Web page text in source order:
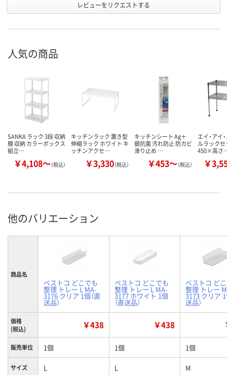
レビューをリクエストする
人気の商品
SANKA ラック 3段 収納
棚 収納 カラーボックス
組立…
￥4,108～（税込）
キッチンラック 置き型
伸縮ラック ホワイト キ
ッチンアクセ…
￥3,330（税込）
キッチンシート Ag＋
銀抗菌 汚れ防止 防カビ
滑り止め …
￥453～（税込）
エイ・アイ
ルラック
450×高さ
￥
他のバリエーション
商品名
ベストコ どこでも
整理 トレー L MA-
3176 クリア 1個（直
送品）
ベストコ どこでも
整理 トレー L MA-
3177 ホワイト 1個
（直送品）
ベストコ ど
整理 トレー
3173 クリア 1
送品）
価格
(税込)
￥438 ￥438
販売単位 1個 1個 1個
サイズ L L M